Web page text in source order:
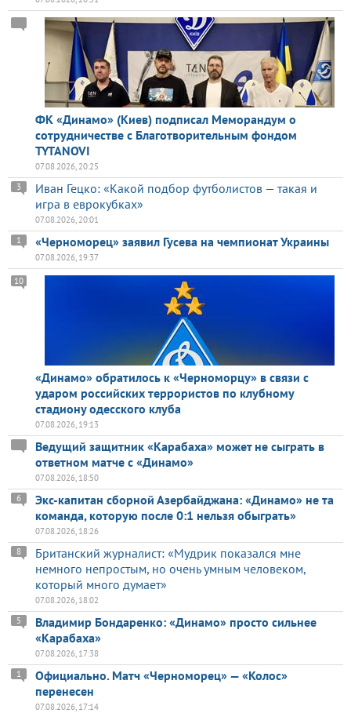
ФК «Динамо» (Киев) подписал Меморандум о
сотрудничестве с Благотворительным фондом
TYTANOVI
07.08.2026, 20:25
Иван Гецко: «Какой подбор футболистов — такая и
игра в еврокубках»
3
07.08.2026, 20:01
«Черноморец» заявил Гусева на чемпионат Украины
1
07.08.2026, 19:37
«Динамо» обратилось к «Черноморцу» в связи с
ударом российских террористов по клубному
стадиону одесского клуба
10
07.08.2026, 19:13
Ведущий защитник «Карабаха» может не сыграть в
ответном матче с «Динамо»
07.08.2026, 18:50
Экс-капитан сборной Азербайджана: «Динамо» не та
команда, которую после 0:1 нельзя обыграть»
6
07.08.2026, 18:26
Британский журналист: «Мудрик показался мне
немного непростым, но очень умным человеком,
который много думает»
8
07.08.2026, 18:02
Владимир Бондаренко: «Динамо» просто сильнее
«Карабаха»
5
07.08.2026, 17:38
Официально. Матч «Черноморец» — «Колос»
перенесен
1
07.08.2026, 17:14